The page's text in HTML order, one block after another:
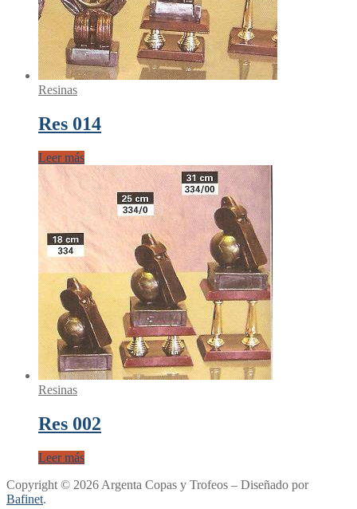
Resinas
Res 014
Leer más
Resinas
Res 002
Leer más
Copyright © 2026 Argenta Copas y Trofeos – Diseñado por
Bafinet.